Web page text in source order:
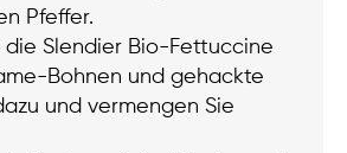
Pfeffer.
die Slendier Bio-Fettuccine
Bohnen und gehackte
und vermengen Sie